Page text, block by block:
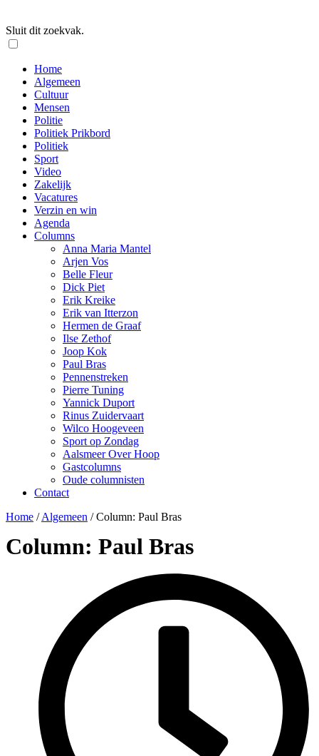
Sluit dit zoekvak.
Home
Algemeen
Cultuur
Mensen
Politie
Politiek Prikbord
Politiek
Sport
Video
Zakelijk
Vacatures
Verzin en win
Agenda
Columns
Anna Maria Mantel
Arjen Vos
Belle Fleur
Dick Piet
Erik Kreike
Erik van Itterzon
Hermen de Graaf
Ilse Zethof
Joop Kok
Paul Bras
Pennenstreken
Pierre Tuning
Yannick Duport
Rinus Zuidervaart
Wilco Hoogeveen
Sport op Zondag
Aalsmeer Over Hoop
Gastcolumns
Oude columnisten
Contact
Home /Algemeen /Column: Paul Bras
Column: Paul Bras